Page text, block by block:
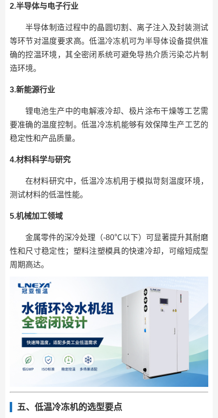
2.半导体与电子行业
半导体制造过程中的晶圆切割、离子注入及封装测试
等环节对温度要求高。低温冷冻机可为半导体设备提供准
确的控温环境，其全密闭系统可避免导热介质污染芯片制
造环境。
3.新能源行业
锂电池生产中的电解液冷却、极片涂布干燥等工艺需
要准确的温度控制。低温冷冻机能够有效保障生产工艺的
稳定性和产品质量。
4.材料科学与研究
在材料研究中，低温冷冻机用于模拟苛刻温度环境，
测试材料的低温性能。
5.机械加工领域
金属零件的深冷处理（-80℃以下）可显著提升其耐磨
性和尺寸稳定性；塑料注塑模具的快速冷却，可缩短成型
周期高达。
五、低温冷冻机的选型要点